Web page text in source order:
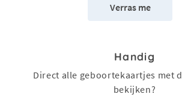
Verras me
Handig
Direct alle geboortekaartjes met
bekijken?